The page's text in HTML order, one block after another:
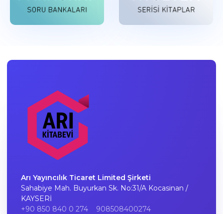
Arı Yayıncılık Ticaret Limited Şirketi
Sahabiye Mah. Buyurkan Sk. No:31/A Kocasinan /
KAYSERİ
+90 850 840 0 274
908508400274